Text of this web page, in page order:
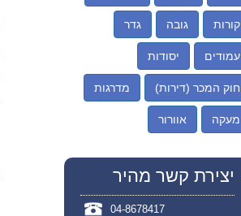
קורות גובה גדר
עמודים יסודות
חוק המכר (דירות) מדרגות
מעקה אוורור
יצירת קשר מהיר
04-8678417